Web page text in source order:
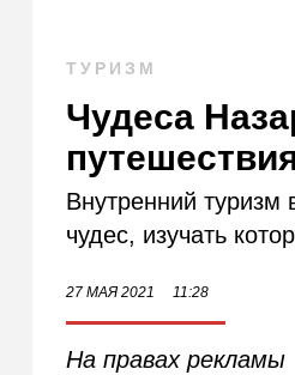
ТУРИЗМ
Чудеса
Внутренний
чудес, изучать
27 МАЯ 2021 11:28
На правах рекламы